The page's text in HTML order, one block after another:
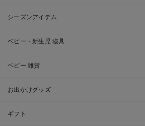
シーズンアイテム
ベビー・新生児 寝具
ベビー 雑貨
お出かけグッズ
ギフト